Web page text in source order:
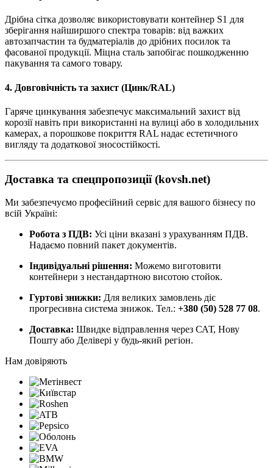
Дрібна сітка дозволяє використовувати контейнер S1 для
зберігання найширшого спектра товарів: від важких
автозапчастин та будматеріалів до дрібних посилок та
фасованої продукції. Міцна сталь запобігає пошкодженню
пакування та самого товару.
4. Довговічність та захист (Цинк/RAL)
Гаряче цинкування забезпечує максимальний захист від
корозії навіть при використанні на вулиці або в холодильних
камерах, а порошкове покриття RAL надає естетичного
вигляду та додаткової зносостійкості.
Доставка та спецпропозиції (kovsh.net)
Ми забезпечуємо професійний сервіс для вашого бізнесу по
всій Україні:
Робота з ПДВ: Усі ціни вказані з урахуванням ПДВ.
Надаємо повний пакет документів.
Індивідуальні рішення: Можемо виготовити
контейнери з нестандартною висотою стойок.
Гуртові знижки: Для великих замовлень діє
прогресивна система знижок. Тел.: +380 (50) 528 77 08.
Доставка: Швидке відправлення через САТ, Нову
Пошту або Делівері у будь-який регіон.
Нам довіряють